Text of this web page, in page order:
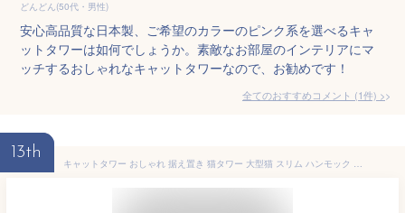
どんどん(50代・男性)
安心高品質な日本製、ご希望のカラーのピンク系を選べるキャ
ットタワーは如何でしょうか。素敵なお部屋のインテリアにマ
ッチするおしゃれなキャットタワーなので、お勧めです！
全てのおすすめコメント (1件) >
13th
キャットタワー おしゃれ 据え置き 猫タワー 大型猫 スリム ハンモック 多頭飼い 高さ206cm 2m 大型 シニア猫 7kgまで 宇宙船 安定 FEANDREA 省スペース かわいい グレー ベージュ ホワイト ピンク 白 転倒防止 キャットハウス 爪とぎ 研ぎ スロープ ベッド 運動不足解消